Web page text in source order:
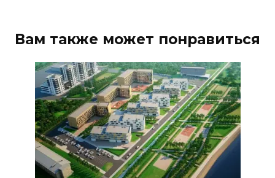
Вам также может понравиться